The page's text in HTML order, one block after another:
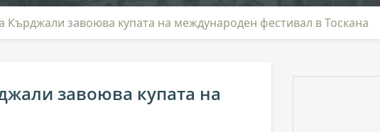
Кърджали завоюва купата на международен фестивал в Тоскана
завоюва купата на